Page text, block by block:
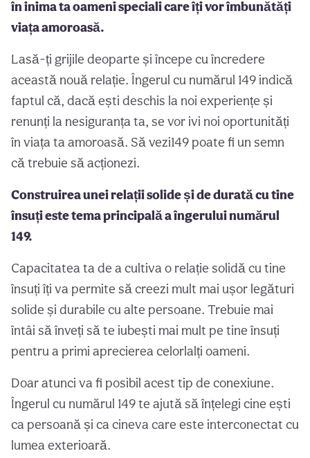
în inima ta oameni speciali care îți vor îmbunătăți
viața amoroasă.
Lasă-ți grijile deoparte și începe cu încredere
această nouă relație. Îngerul cu numărul 149 indică
faptul că, dacă ești deschis la noi experiențe și
renunți la nesiguranța ta, se vor ivi noi oportunități
în viața ta amoroasă. Să vezi149 poate fi un semn
că trebuie să acționezi.
Construirea unei relații solide și de durată cu tine
însuți este tema principală a îngerului numărul
149.
Capacitatea ta de a cultiva o relație solidă cu tine
însuți îți va permite să creezi mult mai ușor legături
solide și durabile cu alte persoane. Trebuie mai
întâi să înveți să te iubești mai mult pe tine însuți
pentru a primi aprecierea celorlalți oameni.
Doar atunci va fi posibil acest tip de conexiune.
Îngerul cu numărul 149 te ajută să înțelegi cine ești
ca persoană și ca cineva care este interconectat cu
lumea exterioară.